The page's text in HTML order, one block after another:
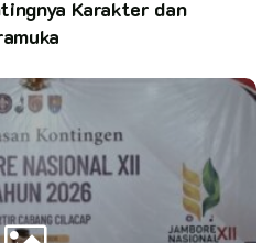
Karakter dan